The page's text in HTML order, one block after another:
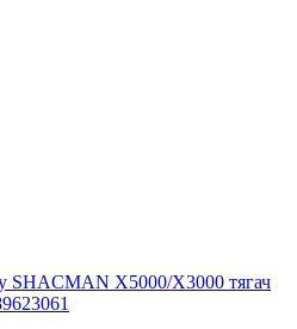
SHACMAN X5000/X3000 тягач